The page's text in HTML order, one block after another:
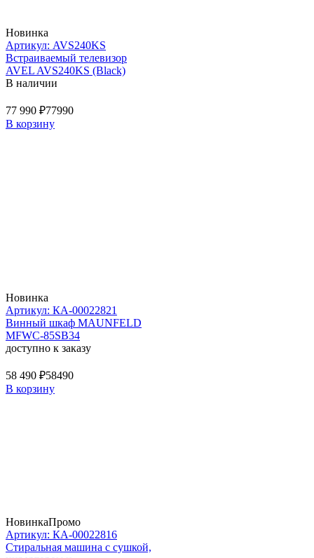
Новинка
Артикул: AVS240KS
Встраиваемый телевизор
AVEL AVS240KS (Black)
В наличии
77 990 ₽77990
В корзину
Новинка
Артикул: КА-00022821
Винный шкаф MAUNFELD
MFWC-85SB34
доступно к заказу
58 490 ₽58490
В корзину
НовинкаПромо
Артикул: КА-00022816
Стиральная машина c сушкой,